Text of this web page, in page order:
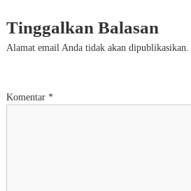
Tinggalkan Balasan
Alamat email Anda tidak akan dipublikasikan.
Komentar *